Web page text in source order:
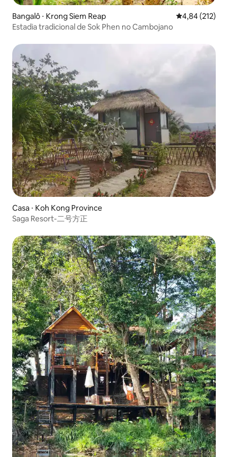
Bangalô ⋅ Krong Siem Reap 4,84 de uma
4,84 (212)
Estadia tradicional de Sok Phen no Cambojano
Casa ⋅ Koh Kong Province
Saga Resort-二号方正